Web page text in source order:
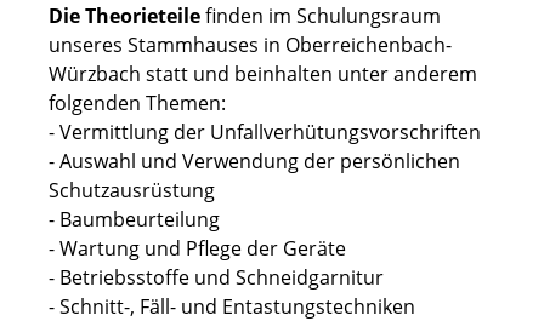
Die Theorieteilefinden im Schulungsraum
unseres Stammhauses in Oberreichenbach-
Würzbach statt und beinhalten unter anderem
folgenden Themen:
- Vermittlung der Unfallverhütungsvorschriften
- Auswahl und Verwendung der persönlichen
Schutzausrüstung
- Baumbeurteilung
- Wartung und Pflege der Geräte
- Betriebsstoffe und Schneidgarnitur
- Schnitt-, Fäll- und Entastungstechniken